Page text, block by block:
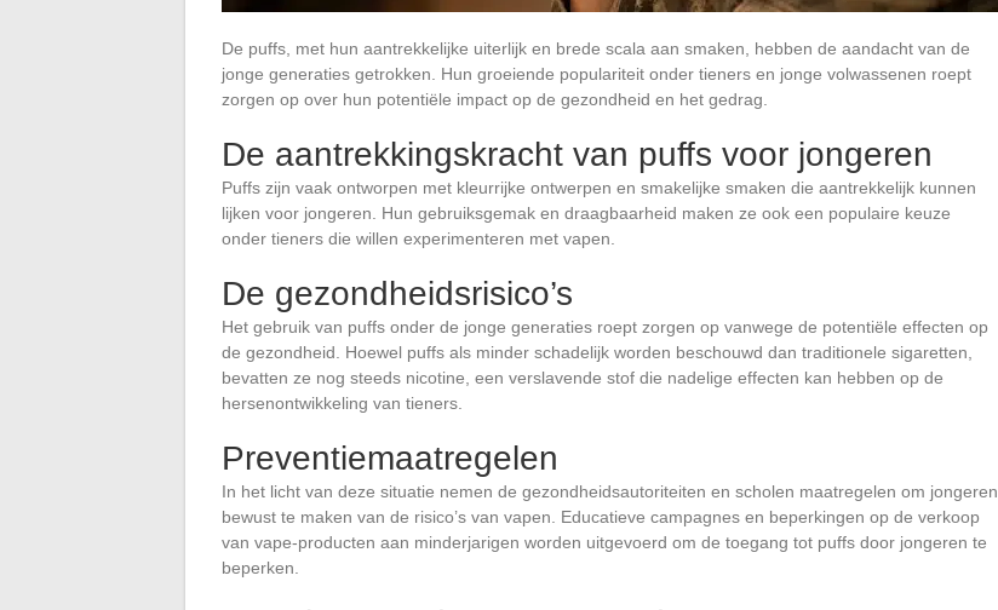
De puffs, met hun aantrekkelijke uiterlijk en brede scala aan smaken, hebben de aandacht van de
jonge generaties getrokken. Hun groeiende populariteit onder tieners en jonge volwassenen roept
zorgen op over hun potentiële impact op de gezondheid en het gedrag.
De aantrekkingskracht van puffs voor jongeren
Puffs zijn vaak ontworpen met kleurrijke ontwerpen en smakelijke smaken die aantrekkelijk kunnen
lijken voor jongeren. Hun gebruiksgemak en draagbaarheid maken ze ook een populaire keuze
onder tieners die willen experimenteren met vapen.
De gezondheidsrisico’s
Het gebruik van puffs onder de jonge generaties roept zorgen op vanwege de potentiële effecten op
de gezondheid. Hoewel puffs als minder schadelijk worden beschouwd dan traditionele sigaretten,
bevatten ze nog steeds nicotine, een verslavende stof die nadelige effecten kan hebben op de
hersenontwikkeling van tieners.
Preventiemaatregelen
In het licht van deze situatie nemen de gezondheidsautoriteiten en scholen maatregelen om jongeren
bewust te maken van de risico’s van vapen. Educatieve campagnes en beperkingen op de verkoop
van vape-producten aan minderjarigen worden uitgevoerd om de toegang tot puffs door jongeren te
beperken.